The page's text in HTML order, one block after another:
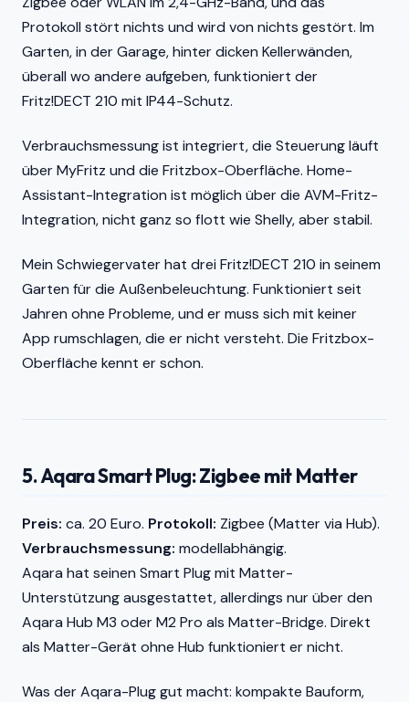
Protokoll stört nichts und wird von nichts gestört. Im
Garten, in der Garage, hinter dicken Kellerwänden,
überall wo andere aufgeben, funktioniert der
Fritz!DECT 210 mit IP44-Schutz.
Verbrauchsmessung ist integriert, die Steuerung läuft
über MyFritz und die Fritzbox-Oberfläche. Home-
Assistant-Integration ist möglich über die AVM-Fritz-
Integration, nicht ganz so flott wie Shelly, aber stabil.
Mein Schwiegervater hat drei Fritz!DECT 210 in seinem
Garten für die Außenbeleuchtung. Funktioniert seit
Jahren ohne Probleme, und er muss sich mit keiner
App rumschlagen, die er nicht versteht. Die Fritzbox-
Oberfläche kennt er schon.
5. Aqara Smart Plug: Zigbee mit Matter
Preis: ca. 20 Euro. Protokoll: Zigbee (Matter via Hub).
Verbrauchsmessung: modellabhängig.
Aqara hat seinen Smart Plug mit Matter-
Unterstützung ausgestattet, allerdings nur über den
Aqara Hub M3 oder M2 Pro als Matter-Bridge. Direkt
als Matter-Gerät ohne Hub funktioniert er nicht.
Was der Aqara-Plug gut macht: kompakte Bauform,